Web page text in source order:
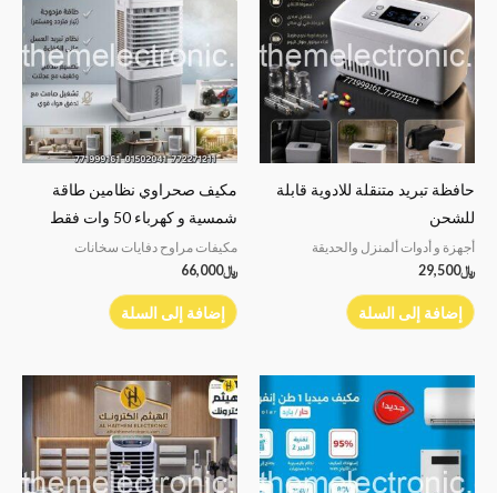
حافظة تبريد متنقلة للادوية قابلة
للشحن
أجهزة و أدوات ألمنزل والحديقة
﷼29,500
إضافة إلى السلة
مكيف صحراوي نظامين طاقة
شمسية و كهرباء 50 وات فقط
مكيفات مراوح دفايات سخانات
﷼66,000
إضافة إلى السلة